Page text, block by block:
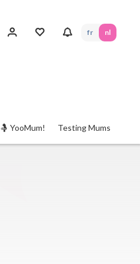
fr nl
YooMum! Testing Mums